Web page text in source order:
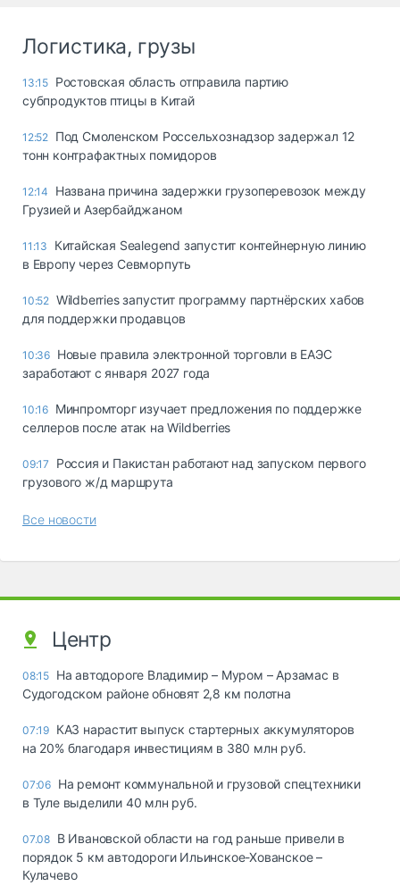
Логистика, грузы
13:15 Ростовская область отправила партию
субпродуктов птицы в Китай
12:52 Под Смоленском Россельхознадзор задержал 12
тонн контрафактных помидоров
12:14
Названа причина задержки грузоперевозок между
Грузией и Азербайджаном
11:13
Китайская Sealegend запустит контейнерную линию
в Европу через Севморпуть
10:52 Wildberries запустит программу партнёрских хабов
для поддержки продавцов
10:36 Новые правила электронной торговли в ЕАЭС
заработают с января 2027 года
10:16 Минпромторг изучает предложения по поддержке
селлеров после атак на Wildberries
09:17
Россия и Пакистан работают над запуском первого
грузового ж/д маршрута
Все новости
Центр
08:15 На автодороге Владимир – Муром – Арзамас в
Судогодском районе обновят 2,8 км полотна
07:19 КАЗ нарастит выпуск стартерных аккумуляторов
на 20% благодаря инвестициям в 380 млн руб.
07:06 На ремонт коммунальной и грузовой спецтехники
в Туле выделили 40 млн руб.
07.08 В Ивановской области на год раньше привели в
порядок 5 км автодороги Ильинское-Хованское –
Кулачево